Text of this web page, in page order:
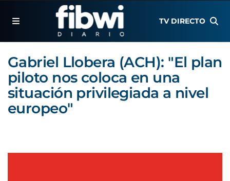
TV DIRECTO
Gabriel Llobera (ACH): "El plan
piloto nos coloca en una
situación privilegiada a nivel
europeo"